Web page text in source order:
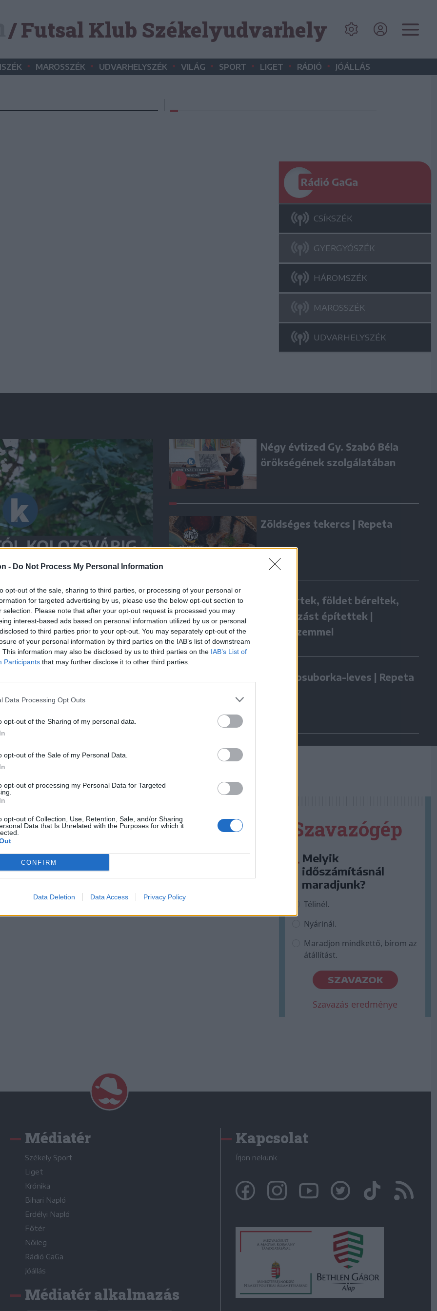
- Do Not Process My Personal Information
opt-out of the sale, sharing to third parties, or processing of your personal or
for targeted advertising by us, please use the below opt-out section to
selection. Please note that after your opt-out request is processed you may
interest-based ads based on personal information utilized by us or personal
to third parties prior to your opt-out. You may separately opt-out of the
of your personal information by third parties on the IAB’s list of downstream
This information may also be disclosed by us to third parties on the IAB’s List of
Participants that may further disclose it to other third parties.
Data Processing Opt Outs
opt-out of the Sharing of my personal data.
opt-out of the Sale of my Personal Data.
opt-out of processing my Personal Data for Targeted
opt-out of Collection, Use, Retention, Sale, and/or Sharing
Data that Is Unrelated with the Purposes for which it
CONFIRM
Data Deletion Data Access Privacy Policy
/ Futsal Klub Székelyudvarhely
• MAROSSZÉK • UDVARHELYSZÉK • VILÁG • SPORT • LIGET • RÁDIÓ • JÓÁLLÁS
Rádió GaGa
CSÍKSZÉK
GYERGYÓSZÉK
HÁROMSZÉK
MAROSSZÉK
UDVARHELYSZÉK
Európán át a
egyetlen
Európát.
Négy évtized Gy. Szabó Béla
örökségének szolgálatában
Zöldséges tekercs | Repeta
Hazatértek, földet béreltek,
vállalkozást építettek |
Gazdaszemmel
Kovászosuborka-leves | Repeta
Szavazógép
Melyik
időszámításnál
maradjunk?
Télinél.
Nyárinál.
Maradjon mindkettő, bírom az
átállítást.
SZAVAZOK
Szavazás eredménye
Médiatér
Székely Sport
Liget
Krónika
Bihari Napló
Erdélyi Napló
Főtér
Nőileg
Rádió GaGa
Jóállás
Médiatér alkalmazás
Kapcsolat
Írjon nekünk